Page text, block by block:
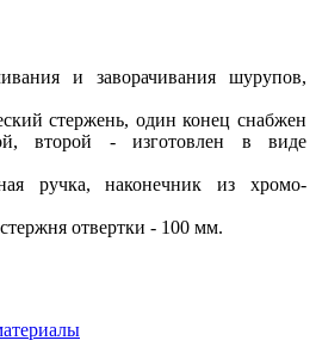
и заворачивания шурупов,
стержень, один конец снабжен
второй - изготовлен в виде
ручка, наконечник из хромо-
отвертки - 100 мм.